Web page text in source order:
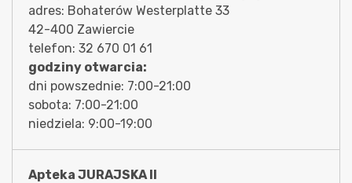
adres: Bohaterów Westerplatte 33
42-400 Zawiercie
telefon: 32 670 01 61
godziny otwarcia:
dni powszednie: 7:00-21:00
sobota: 7:00-21:00
niedziela: 9:00-19:00
Apteka JURAJSKA II